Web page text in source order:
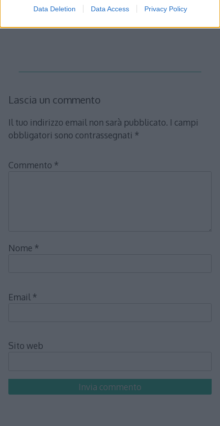
Data Deletion Data Access Privacy Policy
si può dire che la distanza minima si ha per \[
Lascia un commento
Il tuo indirizzo email non sarà pubblicato. I campi
obbligatori sono contrassegnati *
Commento *
Nome *
Email *
Sito web